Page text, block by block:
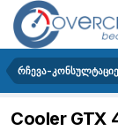
რჩევა-
Cooler GTX